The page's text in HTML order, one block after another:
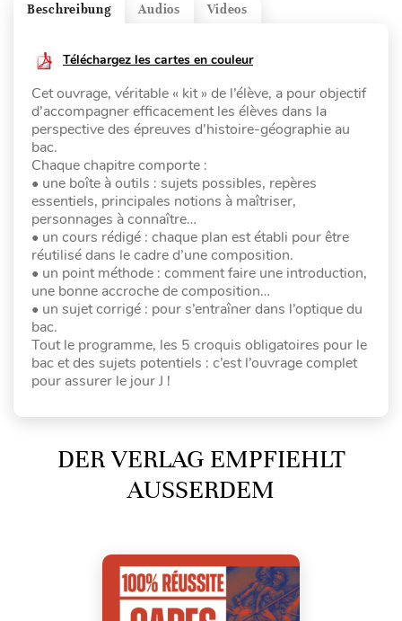
Videos
Audios
Beschreibung
Téléchargez les cartes en couleur
Cet ouvrage, véritable « kit » de l’élève, a pour objectif
d’accompagner efficacement les élèves dans la
perspective des épreuves d’histoire-géographie au
bac.
Chaque chapitre comporte :
• une boîte à outils : sujets possibles, repères
essentiels, principales notions à maîtriser,
personnages à connaître…
• un cours rédigé : chaque plan est établi pour être
réutilisé dans le cadre d’une composition.
• un point méthode : comment faire une introduction,
une bonne accroche de composition…
• un sujet corrigé : pour s’entraîner dans l’optique du
bac.
Tout le programme, les 5 croquis obligatoires pour le
bac et des sujets potentiels : c’est l’ouvrage complet
pour assurer le jour J !
DER VERLAG EMPFIEHLT
AUSSERDEM